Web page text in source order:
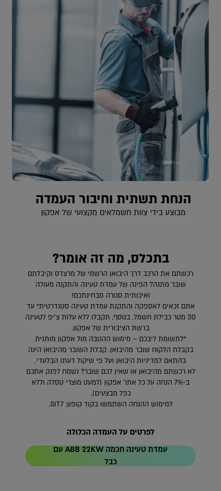
הנחת תשתית וחיבור העמדה
מבוצע בידי צוות חשמלאים מקצועי של אפקון
בתכלס, מה זה אומר?
רכשתם את הרכב דרך היבואן הרשמי של מרצדס וקיבלתם
שובר מתנה? הפינה של עמדת טעינה והתקנה מעולה
ואיכותית סגורה מבחינתכם!
אתם זכאים לאספקה והתקנת עמדת טעינה סטנדרטית* עד
30 מטר כבילת חשמל. בנוסף, תקבלו ללא עלות צ’יפ לטעינה
ברשת הציבורית של אפקון.
*לתשומת ליבכם – מימוש ההטבה מול אפקון מותנית
בקבלת הלקוח שובר מהיבואן. קבלת השובר מהיבואן הינה
בהתאם למדיניות היבואן ועל פי שיקול דעתו הבלעדי.
לא רכשתם מהיבואן או שאין לכם שובר? נשמח לפנק אתכם
ב-7% הנחה על כל אתר אפקון (למעט מוצרי טסלה וללא
כפל מבצעים).
למימוש ההנחה השתמשו בקוד קופון: SIT7.
לפרטים על העמדה הכלולה
עמדת טעינה חכמה ABB 22KW עם
כבל